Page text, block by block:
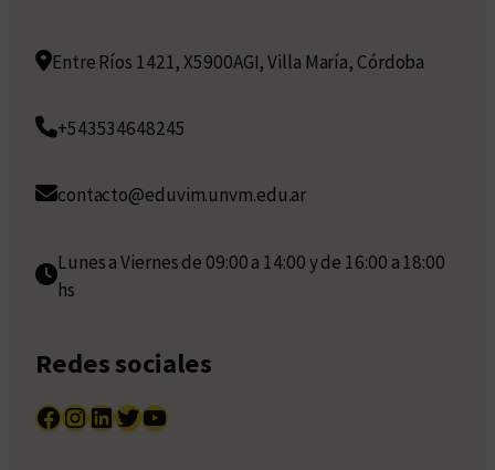
Entre Ríos 1421, X5900AGI, Villa María, Córdoba
+543534648245
contacto@eduvim.unvm.edu.ar
Lunes a Viernes de 09:00 a 14:00 y de 16:00 a 18:00
hs
Redes sociales
Facebook InstagramLinkedIn Twitter YouTube